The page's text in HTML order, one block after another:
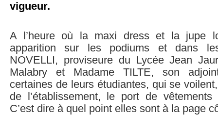
vigueur.
A l’heure où la maxi dress et la jupe
apparition sur les podiums et dans
NOVELLI, proviseure du Lycée Jean
Malabry et Madame TILTE, son
certaines de leurs étudiantes, qui se
de l’établissement, le port de
C’est dire à quel point elles sont à la page